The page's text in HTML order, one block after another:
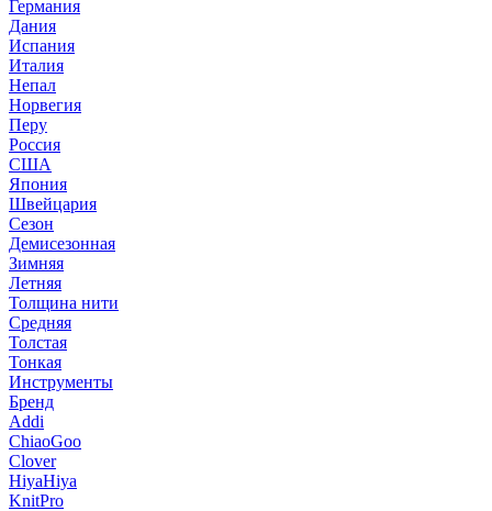
Германия
Дания
Испания
Италия
Непал
Норвегия
Перу
Россия
США
Япония
Швейцария
Сезон
Демисезонная
Зимняя
Летняя
Толщина нити
Средняя
Толстая
Тонкая
Инструменты
Бренд
Addi
ChiaoGoo
Clover
HiyaHiya
KnitPro